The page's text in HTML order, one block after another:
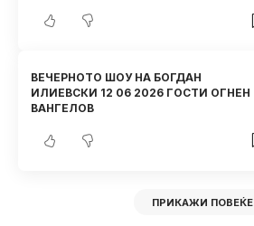
ВЕЧЕРНОТО ШОУ НА БОГДАН
ИЛИЕВСКИ 12 06 2026 ГОСТИ ОГНЕН
ВАНГЕЛОВ
ПРИКАЖИ ПОВЕЌЕ